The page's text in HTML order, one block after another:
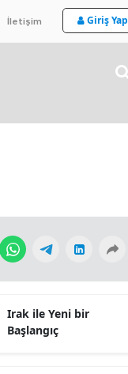
İletişim Giriş Yap
Irak ile Yeni bir
Başlangıç